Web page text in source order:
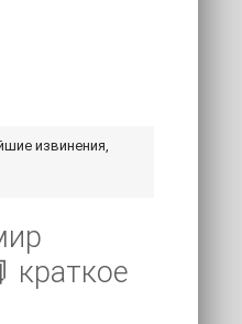
извинения,
краткое